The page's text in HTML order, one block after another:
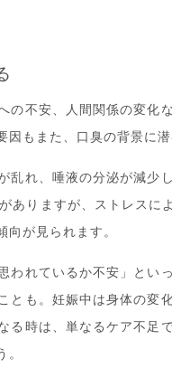
の不安、人間関係の変化
もまた、口臭の背景に
乱れ、唾液の分泌が減少
ありますが、ストレスに
が見られます。
われているか不安」とい
とも。妊娠中は身体の変
る時は、単なるケア不足
。